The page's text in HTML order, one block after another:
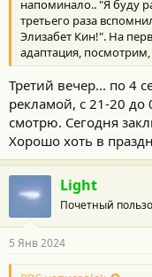
напоминало.. "Я буду
третьего раза
Элизабет Кин!". На
адаптация,
Третий вечер... по 4
рекламой, с 21-20 до
смотрю. Сегодня
Хорошо хоть в
Light
Почетный
5 Янв 2024